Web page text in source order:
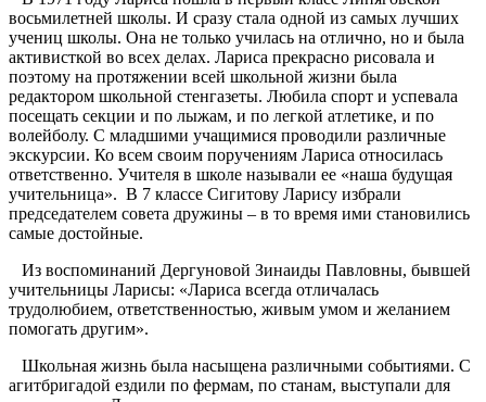
восьмилетней школы. И сразу стала одной из самых лучших
учениц школы. Она не только училась на отлично, но и была
активисткой во всех делах. Лариса прекрасно рисовала и
поэтому на протяжении всей школьной жизни была
редактором школьной стенгазеты. Любила спорт и успевала
посещать секции и по лыжам, и по легкой атлетике, и по
волейболу. С младшими учащимися проводили различные
экскурсии. Ко всем своим поручениям Лариса относилась
ответственно. Учителя в школе называли ее «наша будущая
учительница». В 7 классе Сигитову Ларису избрали
председателем совета дружины – в то время ими становились
самые достойные.
Из воспоминаний Дергуновой Зинаиды Павловны, бывшей
учительницы Ларисы: «Лариса всегда отличалась
трудолюбием, ответственностью, живым умом и желанием
помогать другим».
Школьная жизнь была насыщена различными событиями. С
агитбригадой ездили по фермам, по станам, выступали для